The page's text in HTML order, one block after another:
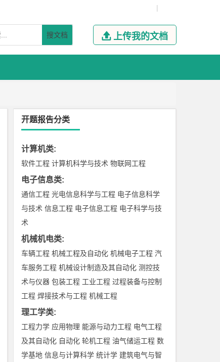
|
搜文档  上传我的文档
开题报告分类
计算机类:
软件工程 计算机科学与技术 物联网工程
电子信息类:
通信工程 光电信息科学与工程 电子信息科学
与技术 信息工程 电子信息工程 电子科学与技
术
机械机电类:
车辆工程 机械工程及自动化 机械电子工程 汽
车服务工程 机械设计制造及其自动化 测控技
术与仪器 包装工程 工业工程 过程装备与控制
工程 焊接技术与工程 机械工程
理工学类:
工程力学 应用物理 能源与动力工程 电气工程
及其自动化 自动化 轮机工程 油气储运工程 数
学基地 信息与计算科学 统计学 建筑电气与智